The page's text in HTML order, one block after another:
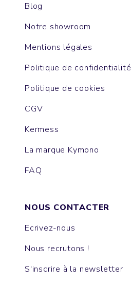
Blog
Notre showroom
Mentions légales
Politique de confidentialité
Politique de cookies
CGV
Kermess
La marque Kymono
FAQ
NOUS CONTACTER
Ecrivez-nous
Nous recrutons !
S'inscrire à la newsletter